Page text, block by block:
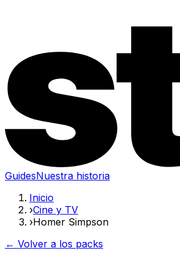
GuidesNuestra historia
Inicio
›Cine y TV
›Homer Simpson
← Volver a los packs